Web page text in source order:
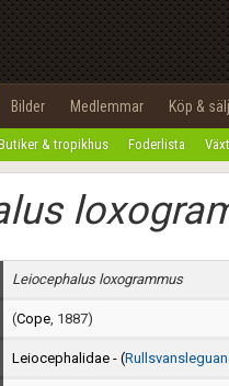
Bilder Medlemmar Köp & sälj
& tropikhus Foderlista
Leiocephalus loxogrammus
(Cope, 1887)
Leiocephalidae - (
Utför
100%
OK